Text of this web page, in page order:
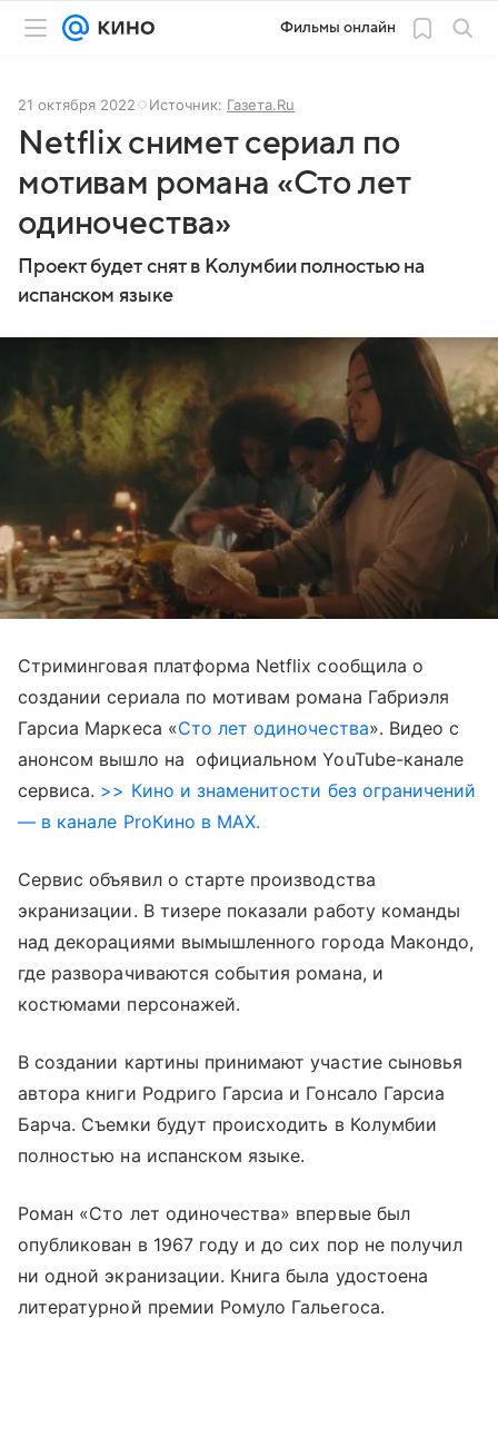
Фильмы онлайн
21 октября 2022 Источник: Газета.Ru
Netflix снимет сериал по
мотивам романа «Сто лет
одиночества»
Проект будет снят в Колумбии полностью на
испанском языке
Стриминговая платформа Netflix сообщила о
создании сериала по мотивам романа Габриэля
Гарсиа Маркеса «Сто лет одиночества». Видео с
анонсом вышло на официальном YouTube-канале
сервиса. >> Кино и знаменитости без ограничений
— в канале ProКино в MAX.
Сервис объявил о старте производства
экранизации. В тизере показали работу команды
над декорациями вымышленного города Макондо,
где разворачиваются события романа, и
костюмами персонажей.
В создании картины принимают участие сыновья
автора книги Родриго Гарсиа и Гонсало Гарсиа
Барча. Съемки будут происходить в Колумбии
полностью на испанском языке.
Роман «Сто лет одиночества» впервые был
опубликован в 1967 году и до сих пор не получил
ни одной экранизации. Книга была удостоена
литературной премии Ромуло Гальегоса.